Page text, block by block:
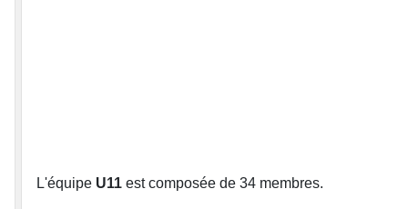
L'équipe U11 est composée de 34 membres.